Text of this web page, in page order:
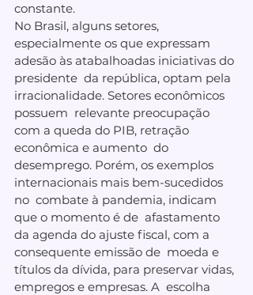
constante.
No Brasil, alguns setores,
especialmente os que expressam
adesão às atabalhoadas iniciativas do
presidente  da república, optam pela
irracionalidade. Setores econômicos
possuem  relevante preocupação
com a queda do PIB, retração
econômica e aumento  do
desemprego. Porém, os exemplos
internacionais mais bem-sucedidos
no  combate à pandemia, indicam
que o momento é de  afastamento
da agenda do ajuste fiscal, com a
consequente emissão de  moeda e
títulos da dívida, para preservar vidas,
empregos e empresas. A  escolha